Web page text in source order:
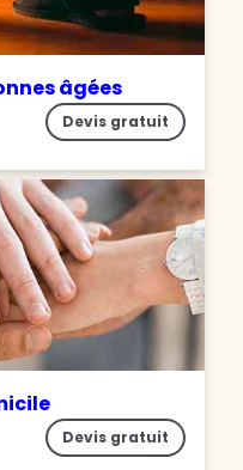
âgées
Devis gratuit
Devis gratuit